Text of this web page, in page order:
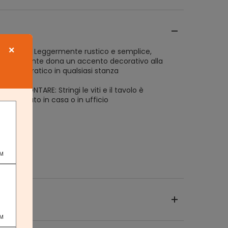
VINTAGE: Leggermente rustico e semplice,
attraente dona un accento decorativo alla
essere pratico in qualsiasi stanza
DA MONTARE: Stringi le viti e il tavolo è
usato in casa o in ufficio
×